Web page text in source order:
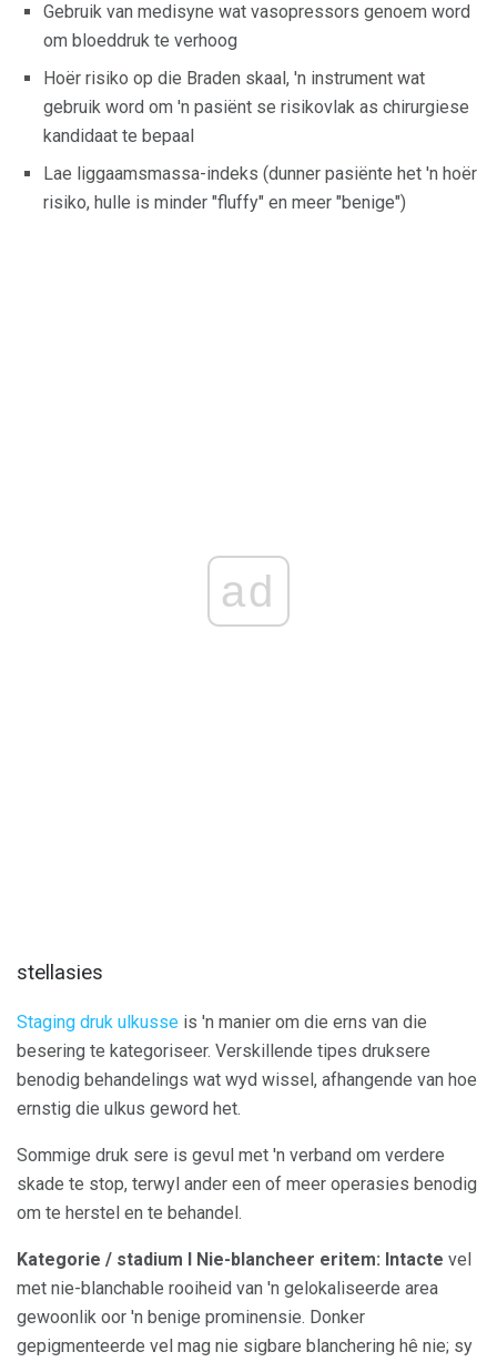
Gebruik van medisyne wat vasopressors genoem word
om bloeddruk te verhoog
Hoër risiko op die Braden skaal, 'n instrument wat
gebruik word om 'n pasiënt se risikovlak as chirurgiese
kandidaat te bepaal
Lae liggaamsmassa-indeks (dunner pasiënte het 'n hoër
risiko, hulle is minder "fluffy" en meer "benige")
ad
stellasies
Staging druk ulkusse is 'n manier om die erns van die
besering te kategoriseer. Verskillende tipes druksere
benodig behandelings wat wyd wissel, afhangende van hoe
ernstig die ulkus geword het.
Sommige druk sere is gevul met 'n verband om verdere
skade te stop, terwyl ander een of meer operasies benodig
om te herstel en te behandel.
Kategorie / stadium I Nie-blancheer eritem: Intacte vel
met nie-blanchable rooiheid van 'n gelokaliseerde area
gewoonlik oor 'n benige prominensie. Donker
gepigmenteerde vel mag nie sigbare blanchering hê nie; sy